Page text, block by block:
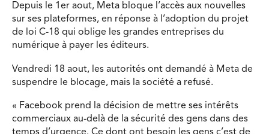
Depuis le 1er aout, Meta bloque l’accès aux nouvelles
sur ses plateformes, en réponse à l’adoption du projet
de loi C-18 qui oblige les grandes entreprises du
numérique à payer les éditeurs.
Vendredi 18 aout, les autorités ont demandé à Meta de
suspendre le blocage, mais la société a refusé.
« Facebook prend la décision de mettre ses intérêts
commerciaux au-delà de la sécurité des gens dans des